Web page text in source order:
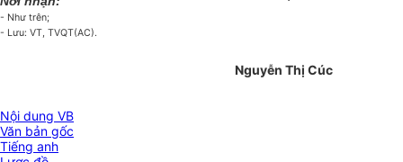
- Như trên;
- Lưu: VT, TVQT(AC).
Nguyễn Thị Cúc
Nội dung VB
Văn bản gốc
Tiếng anh